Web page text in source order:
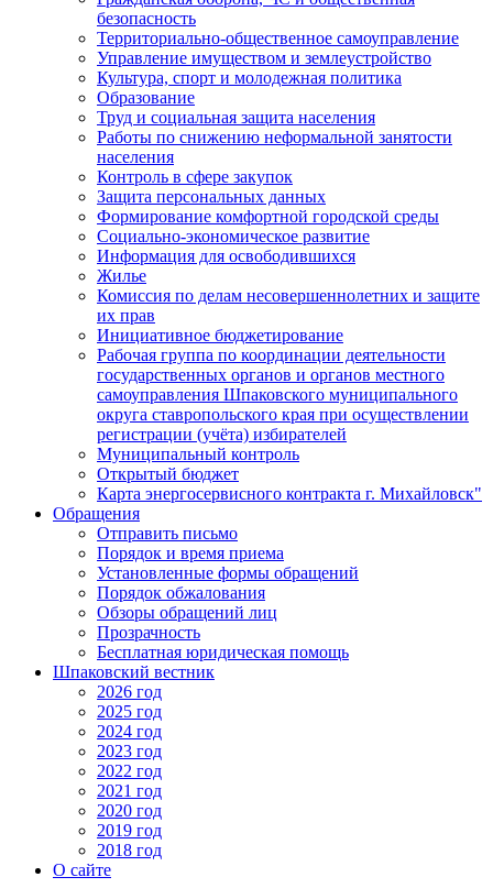
безопасность
Территориально-общественное самоуправление
Управление имуществом и землеустройство
Культура, спорт и молодежная политика
Образование
Труд и социальная защита населения
Работы по снижению неформальной занятости
населения
Контроль в сфере закупок
Защита персональных данных
Формирование комфортной городской среды
Социально-экономическое развитие
Информация для освободившихся
Жилье
Комиссия по делам несовершеннолетних и защите
их прав
Инициативное бюджетирование
Рабочая группа по координации деятельности
государственных органов и органов местного
самоуправления Шпаковского муниципального
округа ставропольского края при осуществлении
регистрации (учёта) избирателей
Муниципальный контроль
Открытый бюджет
Карта энергосервисного контракта г. Михайловск"
Обращения
Отправить письмо
Порядок и время приема
Установленные формы обращений
Порядок обжалования
Обзоры обращений лиц
Прозрачность
Бесплатная юридическая помощь
Шпаковский вестник
2026 год
2025 год
2024 год
2023 год
2022 год
2021 год
2020 год
2019 год
2018 год
О сайте